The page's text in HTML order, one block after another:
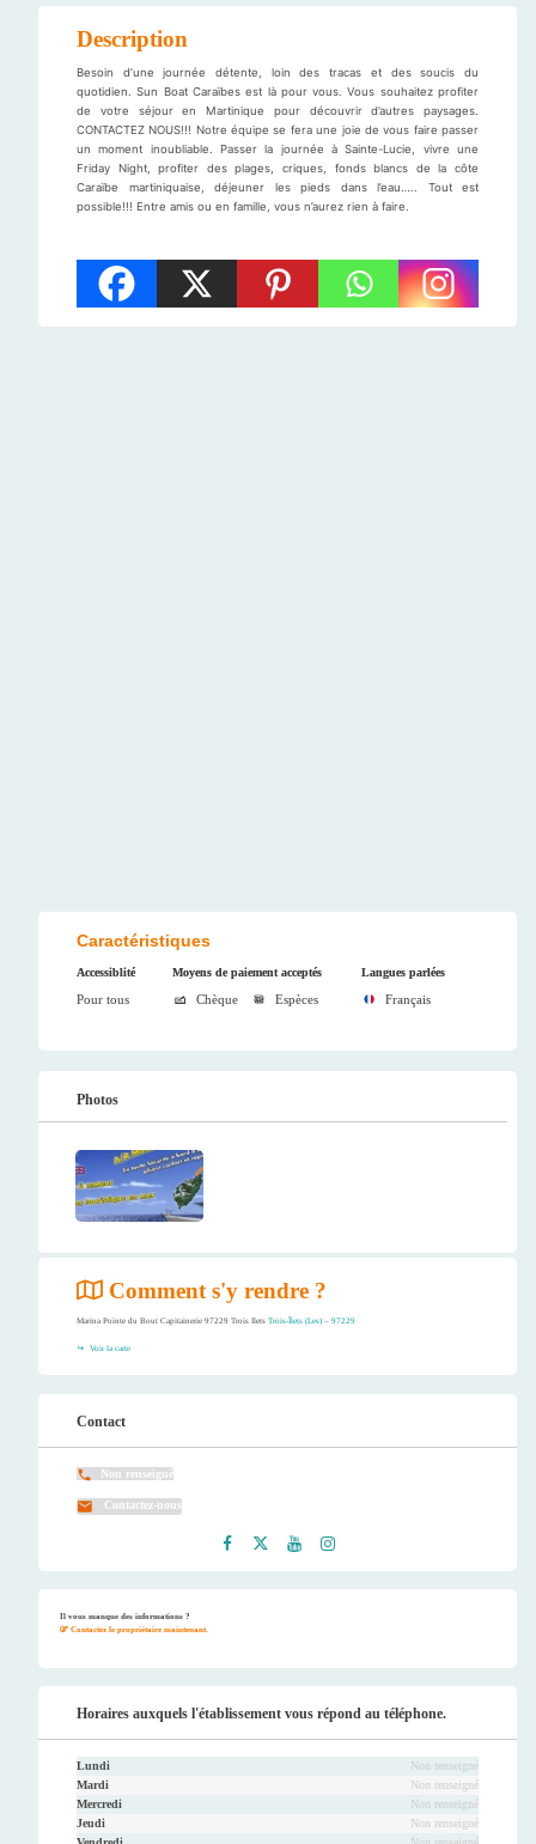
Description
Besoin d’une journée détente, loin des tracas et des soucis du
quotidien. Sun Boat Caraïbes est là pour vous. Vous souhaitez profiter
de votre séjour en Martinique pour découvrir d’autres paysages.
CONTACTEZ NOUS!!! Notre équipe se fera une joie de vous faire passer
un moment inoubliable. Passer la journée à Sainte-Lucie, vivre une
Friday Night, profiter des plages, criques, fonds blancs de la côte
Caraïbe martiniquaise, déjeuner les pieds dans l’eau….. Tout est
possible!!! Entre amis ou en famille, vous n’aurez rien à faire.
Caractéristiques
Accessiblité
Pour tous
Moyens de paiement acceptés
Chèque Espèces
Langues parlées
Français
Photos
Comment s'y rendre ?
Marina Pointe du Bout Capitainerie 97229 Trois Ilets Trois-Îlets (Les) – 97229
Voir la carte
Contact
Non renseigné
Contactez-nous
Il vous manque des informations ?
Contactez le propriétaire maintenant.
Horaires auxquels l'établissement vous répond au téléphone.
Lundi
Non renseigné
Mardi
Non renseigné
Mercredi
Non renseigné
Jeudi
Non renseigné